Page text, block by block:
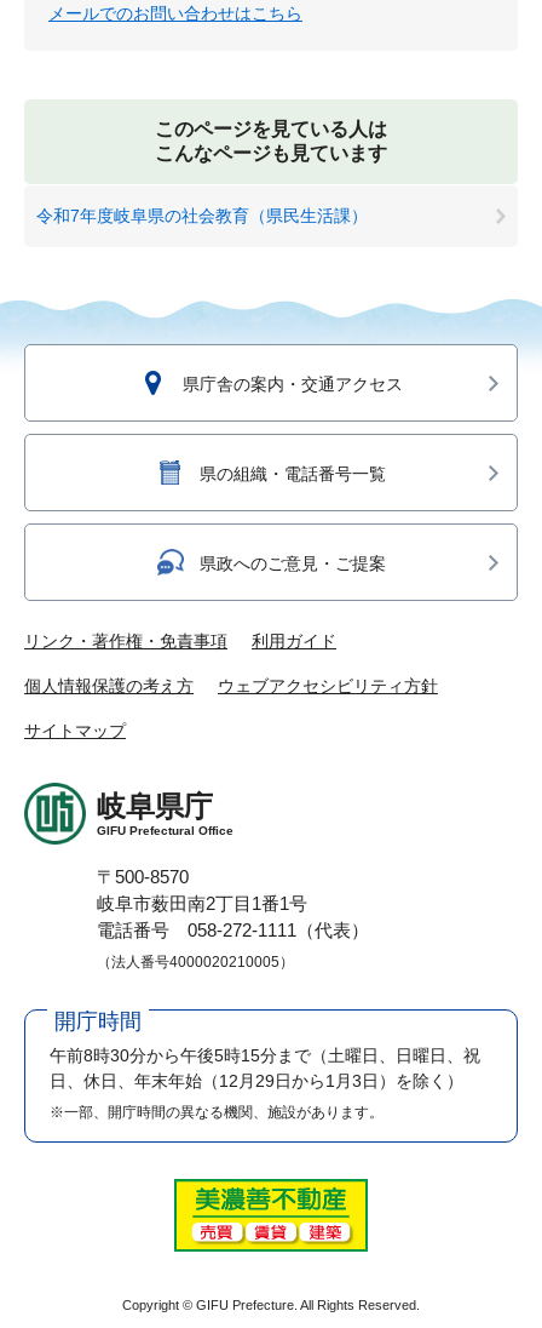
メールでのお問い合わせはこちら
このページを見ている人は
こんなページも見ています
令和7年度岐阜県の社会教育（県民生活課）
県庁舎の案内・交通アクセス
県の組織・電話番号一覧
県政へのご意見・ご提案
リンク・著作権・免責事項 利用ガイド
個人情報保護の考え方 ウェブアクセシビリティ方針
サイトマップ
岐阜県庁
GIFU Prefectural Office
〒500-8570
岐阜市薮田南2丁目1番1号
電話番号 058-272-1111（代表）
（法人番号4000020210005）
開庁時間
午前8時30分から午後5時15分まで （土曜日、日曜日、祝
日、休日、年末年始（12月29日から1月3日）を除く）
※一部、開庁時間の異なる機関、施設があります。
Copyright © GIFU Prefecture. All Rights Reserved.